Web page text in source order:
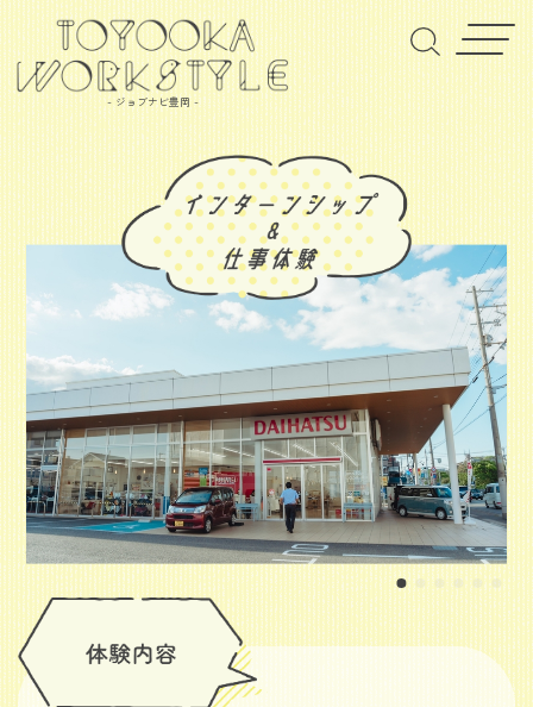
- ジョブナビ豊岡 -
ヒョウゴダイハツハンバイカブシキカイシャ
兵庫ダイハツ販売株式会社
新車販売、中古車販売、車検・点検・修理・保証整備、ダ
イハツ純正オプション販売、JAF・クレジット販売
企業情報はこちら